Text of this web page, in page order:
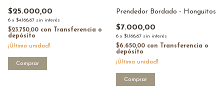
$25.000,00
6 x $4.166,67 sin interés
$23.750,00 con
Transferencia o
depósito
¡Última unidad!
Prendedor Bordado - Honguitos
$7.000,00
6 x $1.166,67 sin interés
$6.650,00 con
Transferencia o
depósito
¡Última unidad!
Comprar